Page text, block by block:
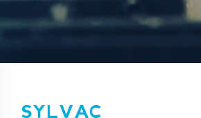
SYLVAC